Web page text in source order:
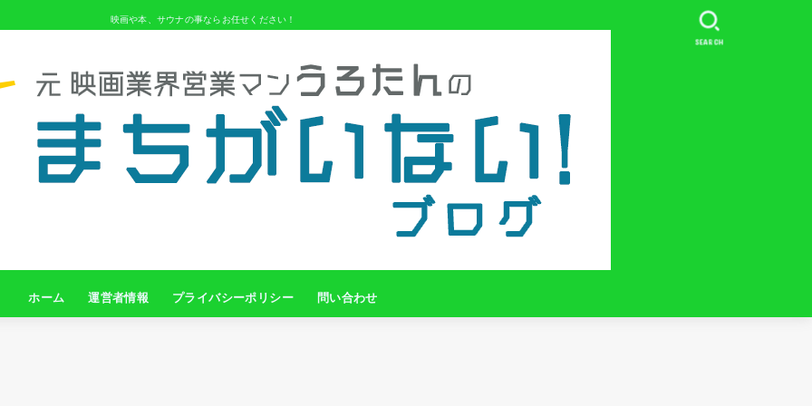
映画や本、サウナの事ならお任せください！
ホーム 運営者情報 プライバシーポリシー 問い合わせ
SEARCH